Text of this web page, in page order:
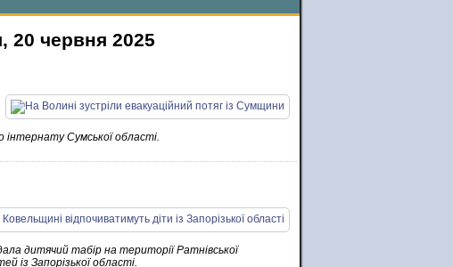
20 червня 2025
інтернату Сумської області.
дитячий табір на території Ратнівської
із Запорізької області.